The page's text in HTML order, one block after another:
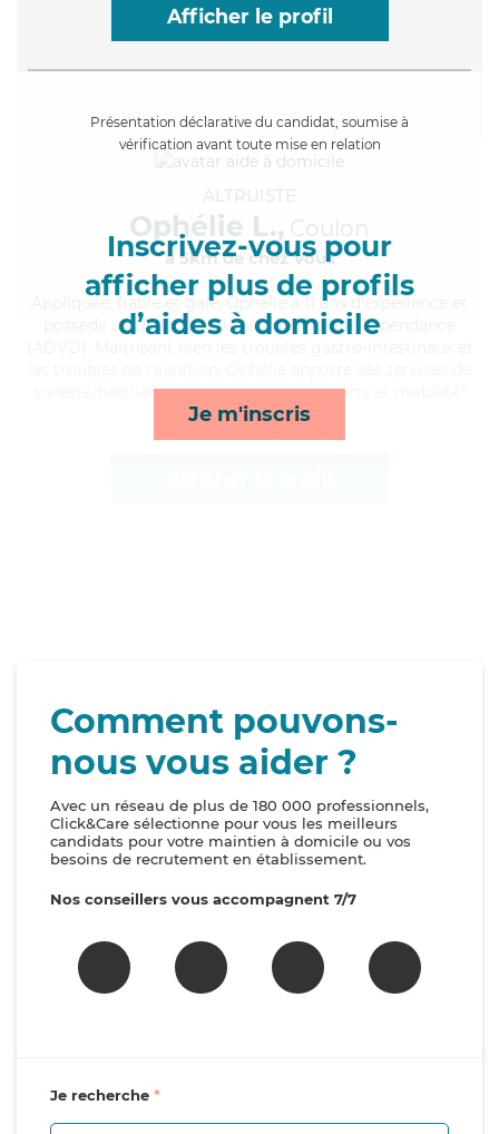
Afficher le profil
Présentation déclarative du candidat, soumise à
vérification avant toute mise en relation
Inscrivez-vous pour
afficher plus de profils
d’aides à domicile
Je m'inscris
ALTRUISTE
Ophélie L., Coulon
à 5km de chez Vous
, fiable et gaie, Ophélie a 11 ans d'expérience et
possède un diplôme d'Assistante De Vie Dépendance
toilette/habillage, lever/coucher, transports et mobilité*
Comment pouvons-
nous vous aider ?
Avec un réseau de plus de 180 000 professionnels,
Click&Care sélectionne pour vous les meilleurs
candidats pour votre maintien à domicile ou vos
besoins de recrutement en établissement.
Nos conseillers vous accompagnent 7/7
Je recherche